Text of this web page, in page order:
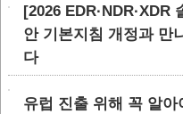
[2026
안 기본지침 개정과 만
다
유럽 진출 위해 꼭 알아